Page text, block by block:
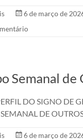
6 de março de
Semanal de
DO SIGNO DE
DE
6 de março de